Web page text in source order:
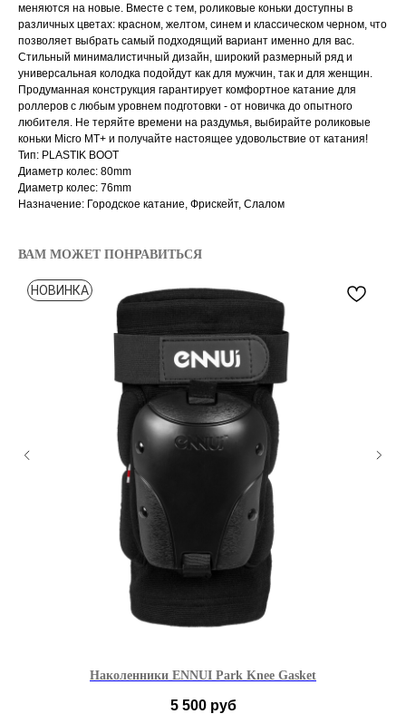
меняются на новые. Вместе с тем, роликовые коньки доступны в
различных цветах: красном, желтом, синем и классическом черном, что
позволяет выбрать самый подходящий вариант именно для вас.
Стильный минималистичный дизайн, широкий размерный ряд и
универсальная колодка подойдут как для мужчин, так и для женщин.
Продуманная конструкция гарантирует комфортное катание для
роллеров с любым уровнем подготовки - от новичка до опытного
любителя. Не теряйте времени на раздумья, выбирайте роликовые
коньки Micro MT+ и получайте настоящее удовольствие от катания!
Тип: PLASTIK BOOT
Диаметр колес: 80mm
Диаметр колес: 76mm
Назначение: Городское катание, Фрискейт, Слалом
ВАМ МОЖЕТ ПОНРАВИТЬСЯ
НОВИНКА
Наколенники ENNUI Park Knee Gasket
5 500 руб